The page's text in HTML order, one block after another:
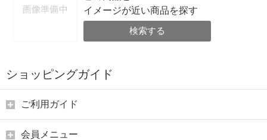
イメージが近い商品を探す
検索する
ショッピングガイド
ご利用ガイド
会員メニュー